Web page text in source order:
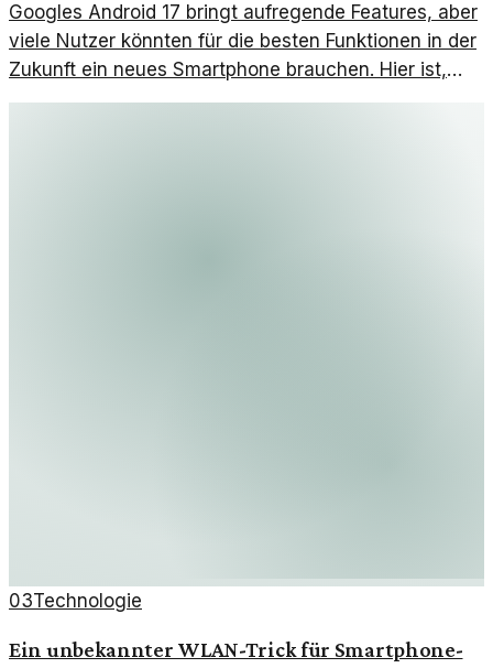
Googles Android 17 bringt aufregende Features, aber
viele Nutzer könnten für die besten Funktionen in der
Zukunft ein neues Smartphone brauchen. Hier ist,
was Sie wissen müssen.
03Technologie
Ein unbekannter WLAN-Trick für Smartphone-